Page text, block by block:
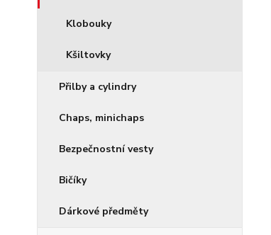
Klobouky
Kšiltovky
Přilby a cylindry
Chaps, minichaps
Bezpečnostní vesty
Bičíky
Dárkové předměty